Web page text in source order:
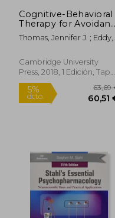
Cognitive-Behavioral
Therapy for Avoidant
(en Inglés)
Thomas, Jennifer J. ; Eddy,
Cambridge University
Press, 2018, 1 Edición, Tapa
Blanda, Nuevo